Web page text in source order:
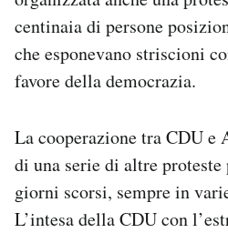
centinaia di persone
che esponevano striscioni
favore della democrazia.
La cooperazione tra CDU e
di una serie di altre
giorni scorsi, sempre in
L’intesa della CDU con